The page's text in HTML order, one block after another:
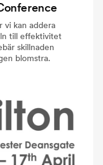
vi kan addera
till effektivitet
skillnaden
blomstra.